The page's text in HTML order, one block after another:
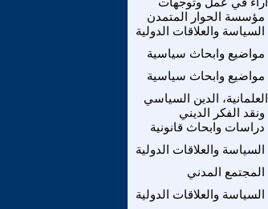
مؤسسة الحوار المتمدن
السياسة والعلاقات الدولية
مواضيع وابحاث سياسية
مواضيع وابحاث سياسية
العلمانية، الدين السياسي
ونقد الفكر الديني
دراسات وابحاث قانونية
السياسة والعلاقات الدولية
المجتمع المدني
السياسة والعلاقات الدولية